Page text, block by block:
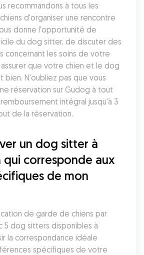
recommandons à tous les
d'organiser une rencontre
donne l'opportunité de
du dog sitter, de discuter des
concernant les soins de votre
que votre chien et le dog
bien. N'oubliez pas que vous
réservation sur Gudog à tout
intégral jusqu'à 3
de la réservation.
un dog sitter à
corresponde aux
de mon
de garde de chiens par
5 dog sitters disponibles à
la correspondance idéale
spécifiques de votre